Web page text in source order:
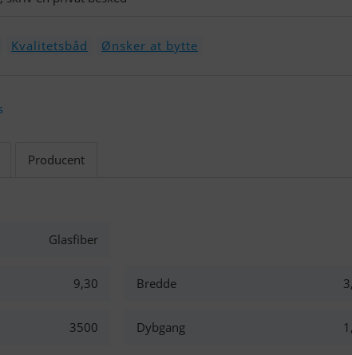
Kvalitetsbåd Ønsker at bytte
Producent
Glasfiber
9,30 Bredde
3500 Dybgang